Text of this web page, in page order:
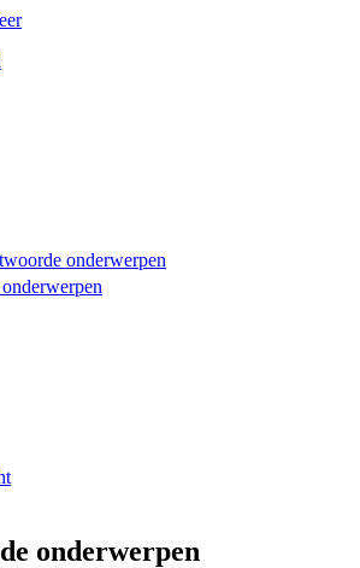
onderwerpen
onderwerpen